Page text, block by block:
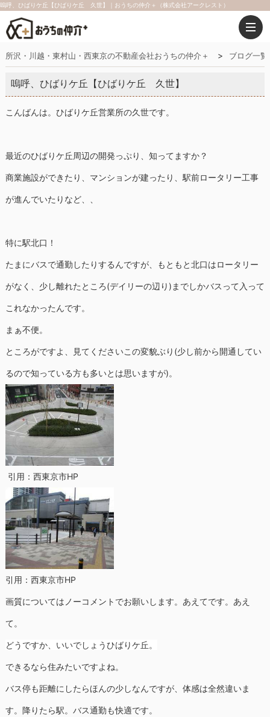
嗚呼、ひばりケ丘【ひばりケ丘 久世】｜おうちの仲介＋（株式会社アークレスト）
所沢・川越・東村山・西東京の不動産会社おうちの仲介＋ ブログ一覧
嗚呼、ひばりケ丘【ひばりケ丘 久世】
こんばんは。ひばりケ丘営業所の久世です。
最近のひばりケ丘周辺の開発っぷり、知ってますか？
商業施設ができたり、マンションが建ったり、駅前ロータリー工事
が進んでいたりなど、、
特に駅北口！
たまにバスで通勤したりするんですが、もともと北口はロータリー
がなく、少し離れたところ(デイリーの辺り)までしかバスって入って
これなかったんです。
まぁ不便。
ところがですよ、見てくださいこの変貌ぶり(少し前から開通してい
るので知っている方も多いとは思いますが)。
引用：西東京市HP
引用：西東京市HP
画質についてはノーコメントでお願いします。あえてです。あえ
て。
どうですか、いいでしょうひばりケ丘。
できるなら住みたいですよね。
バス停も距離にしたらほんの少しなんですが、体感は全然違いま
す。降りたら駅。バス通勤も快適です。